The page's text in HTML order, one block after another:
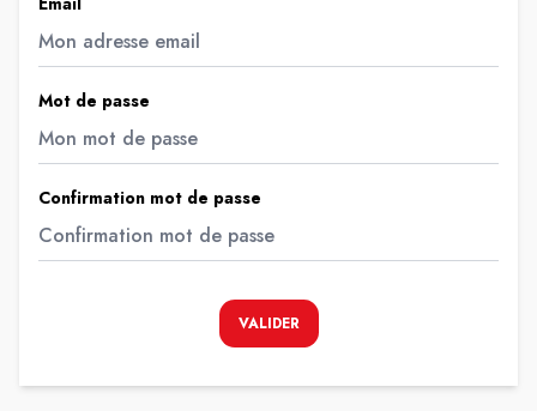
Mot de passe
Confirmation mot de passe
VALIDER